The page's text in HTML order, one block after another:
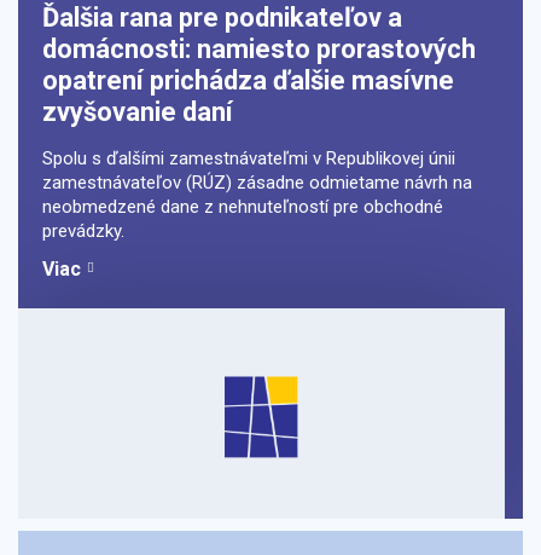
Ďalšia rana pre podnikateľov a
domácnosti: namiesto prorastových
opatrení prichádza ďalšie masívne
zvyšovanie daní
Spolu s ďalšími zamestnávateľmi v Republikovej únii
zamestnávateľov (RÚZ) zásadne odmietame návrh na
neobmedzené dane z nehnuteľností pre obchodné
prevádzky.
Viac